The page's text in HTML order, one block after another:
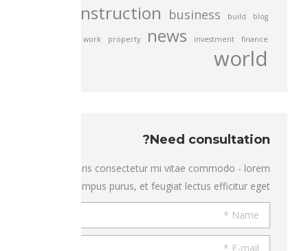
blog
build
business
construction
finance
investment
news
property
work
world
Need consultation?
Mauris consectetur mi vitae commodo - lorem
ipsum tempus purus, et feugiat lectus efficitur eget.
Name *
E-mail *